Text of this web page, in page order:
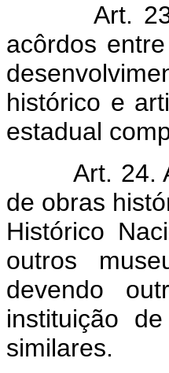
Art.
acôrdos
histórico e
estadual
Art. 24.
de obras
Histórico
outros
devendo
instituição
similares.